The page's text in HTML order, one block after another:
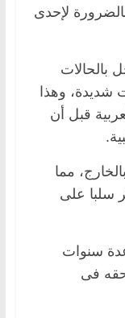
لإحدى
بالحالات
شديدة، وهذا
قبل أن
مما
سلبا على
سنوات
حقه فى